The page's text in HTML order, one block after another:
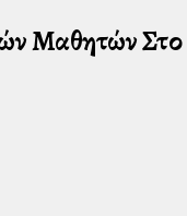
Μαθητών Στο